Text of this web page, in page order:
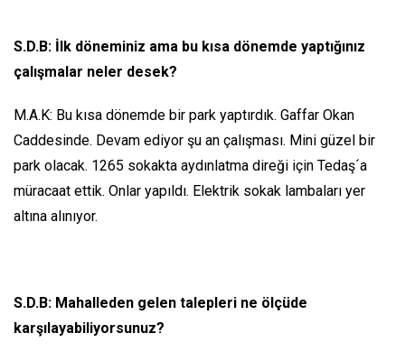
S.D.B: İlk döneminiz ama bu kısa dönemde yaptığınız
çalışmalar neler desek?
M.A.K: Bu kısa dönemde bir park yaptırdık. Gaffar Okan
Caddesinde. Devam ediyor şu an çalışması. Mini güzel bir
park olacak. 1265 sokakta aydınlatma direği için Tedaş´a
müracaat ettik. Onlar yapıldı. Elektrik sokak lambaları yer
altına alınıyor.
S.D.B: Mahalleden gelen talepleri ne ölçüde
karşılayabiliyorsunuz?